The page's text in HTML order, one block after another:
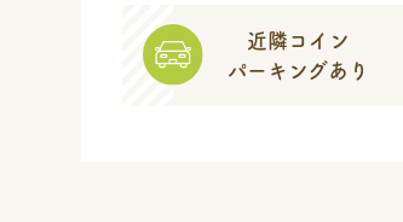
近隣コイン
パーキングあり